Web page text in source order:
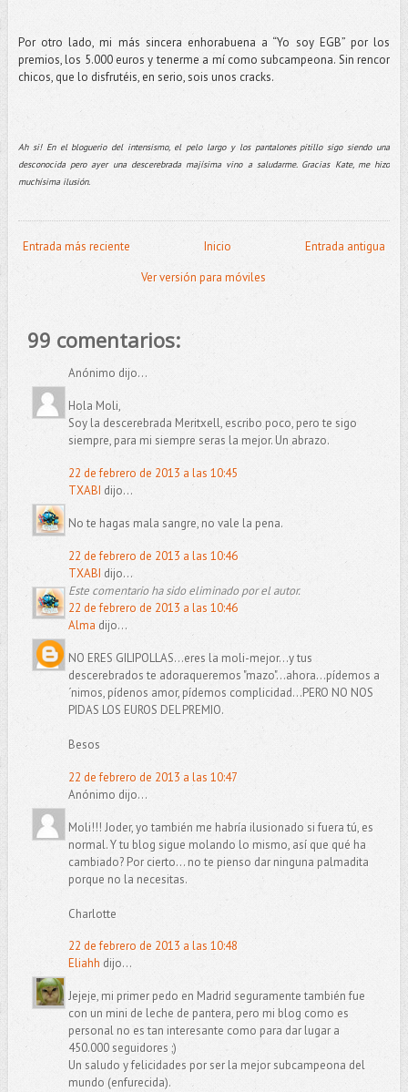
Por otro lado, mi más sincera enhorabuena a “Yo soy EGB” por los
premios, los 5.000 euros y tenerme a mí como subcampeona. Sin rencor
chicos, que lo disfrutéis, en serio, sois unos cracks.
Ah si! En el bloguerio del intensismo, el pelo largo y los pantalones pitillo sigo siendo una
desconocida pero ayer una descerebrada majísima vino a saludarme. Gracias Kate, me hizo
muchísima ilusión.
Entrada más reciente Entrada antigua
Inicio
Ver versión para móviles
99 comentarios:
Anónimo dijo...
Hola Moli,
Soy la descerebrada Meritxell, escribo poco, pero te sigo
siempre, para mi siempre seras la mejor. Un abrazo.
22 de febrero de 2013 a las 10:45
TXABI dijo...
No te hagas mala sangre, no vale la pena.
22 de febrero de 2013 a las 10:46
TXABI dijo...
Este comentario ha sido eliminado por el autor.
22 de febrero de 2013 a las 10:46
Alma dijo...
NO ERES GILIPOLLAS...eres la moli-mejor...y tus
descerebrados te adoraqueremos "mazo"...ahora...pídemos a
´nimos, pídenos amor, pídemos complicidad...PERO NO NOS
PIDAS LOS EUROS DEL PREMIO.
Besos
22 de febrero de 2013 a las 10:47
Anónimo dijo...
Moli!!! Joder, yo también me habría ilusionado si fuera tú, es
normal. Y tu blog sigue molando lo mismo, así que qué ha
cambiado? Por cierto... no te pienso dar ninguna palmadita
porque no la necesitas.
Charlotte
22 de febrero de 2013 a las 10:48
Eliahh dijo...
Jejeje, mi primer pedo en Madrid seguramente también fue
con un mini de leche de pantera, pero mi blog como es
personal no es tan interesante como para dar lugar a
450.000 seguidores ;)
Un saludo y felicidades por ser la mejor subcampeona del
mundo (enfurecida).